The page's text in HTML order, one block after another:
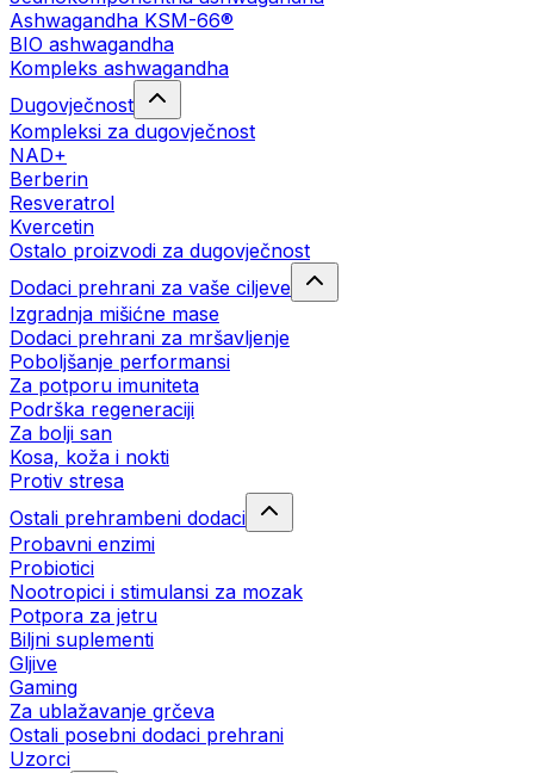
Ashwagandha KSM-66®
BIO ashwagandha
Kompleks ashwagandha
Dugovječnost
Kompleksi za dugovječnost
NAD+
Berberin
Resveratrol
Kvercetin
Ostalo proizvodi za dugovječnost
Dodaci prehrani za vaše ciljeve
Izgradnja mišićne mase
Dodaci prehrani za mršavljenje
Poboljšanje performansi
Za potporu imuniteta
Podrška regeneraciji
Za bolji san
Kosa, koža i nokti
Protiv stresa
Ostali prehrambeni dodaci
Probavni enzimi
Probiotici
Nootropici i stimulansi za mozak
Potpora za jetru
Biljni suplementi
Gljive
Gaming
Za ublažavanje grčeva
Ostali posebni dodaci prehrani
Uzorci